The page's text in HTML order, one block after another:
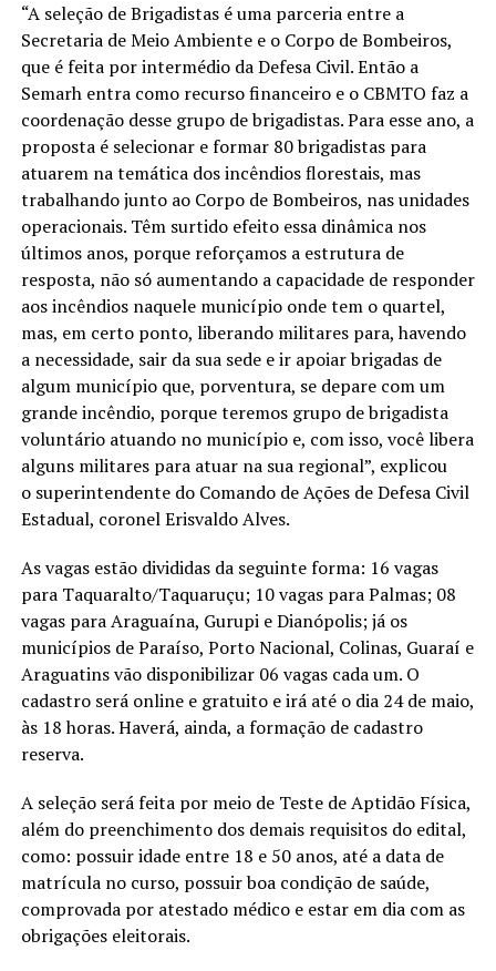
“A seleção de Brigadistas é uma parceria entre a
Secretaria de Meio Ambiente e o Corpo de Bombeiros,
que é feita por intermédio da Defesa Civil. Então a
Semarh entra como recurso financeiro e o CBMTO faz a
coordenação desse grupo de brigadistas. Para esse ano, a
proposta é selecionar e formar 80 brigadistas para
atuarem na temática dos incêndios florestais, mas
trabalhando junto ao Corpo de Bombeiros, nas unidades
operacionais. Têm surtido efeito essa dinâmica nos
últimos anos, porque reforçamos a estrutura de
resposta, não só aumentando a capacidade de responder
aos incêndios naquele município onde tem o quartel,
mas, em certo ponto, liberando militares para, havendo
a necessidade, sair da sua sede e ir apoiar brigadas de
algum município que, porventura, se depare com um
grande incêndio, porque teremos grupo de brigadista
voluntário atuando no município e, com isso, você libera
alguns militares para atuar na sua regional”, explicou
o superintendente do Comando de Ações de Defesa Civil
Estadual, coronel Erisvaldo Alves.
As vagas estão divididas da seguinte forma: 16 vagas
para Taquaralto/Taquaruçu; 10 vagas para Palmas; 08
vagas para Araguaína, Gurupi e Dianópolis; já os
municípios de Paraíso, Porto Nacional, Colinas, Guaraí e
Araguatins vão disponibilizar 06 vagas cada um. O
cadastro será online e gratuito e irá até o dia 24 de maio,
às 18 horas. Haverá, ainda, a formação de cadastro
reserva.
A seleção será feita por meio de Teste de Aptidão Física,
além do preenchimento dos demais requisitos do edital,
como: possuir idade entre 18 e 50 anos, até a data de
matrícula no curso, possuir boa condição de saúde,
comprovada por atestado médico e estar em dia com as
obrigações eleitorais.